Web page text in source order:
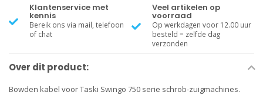
Klantenservice met
kennis
Bereik ons via mail, telefoon
of chat
Veel artikelen op
voorraad
Op werkdagen voor 12.00 uur
besteld = zelfde dag
verzonden
Over dit product:
Bowden kabel voor Taski Swingo 750 serie schrob-zuigmachines.